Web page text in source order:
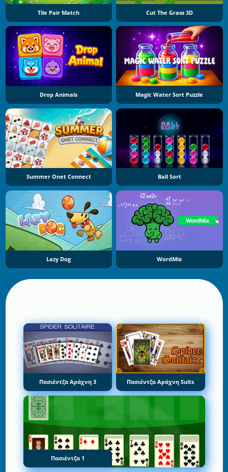
Tile Pair Match Cut The Grass 3D
Drop Animals Magic Water Sort Puzzle
Summer Onet Connect Ball Sort
Lazy Dog WordMix
Πασιέντζα Αράχνη 3 Πασιέντζα Αράχνη Suits
Πασιέντζα 1